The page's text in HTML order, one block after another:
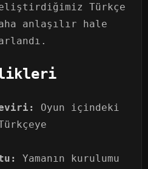
Türkçe
anlaşılır hale
Oyun içindeki
Yamanın kurulumu